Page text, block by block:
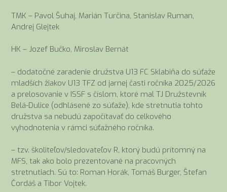
TMK – Pavol Šuhaj, Marián Turčina, Stanislav Ruman,
Andrej Glejtek
HK – Jozef Bučko, Miroslav Bernát
– dodatočné zaradenie družstva U13 FC Sklabiňa do súťaže
mladších žiakov U13 TFZ od jarnej časti ročníka 2025/2026
a prelosovanie v ISSF s číslom, ktoré mal TJ Družstevník
Belá-Dulice (odhlásené zo súťaže), kde stretnutia tohto
družstva sa nebudú započítavať do celkového
vyhodnotenia v rámci súťažného ročníka.
– tzv. školiteľov/sledovateľov R, ktorý budú prítomný na
MFS, tak ako bolo prezentované na pracovných
stretnutiach. Sú to: Roman Horák, Tomáš Burger, Štefan
Čordáš a Tibor Vojtek.